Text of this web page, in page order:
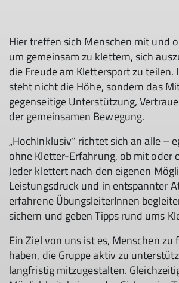
Hier treffen sich Menschen mit und
um gemeinsam zu klettern, sich
die Freude am Klettersport zu
steht nicht die Höhe, sondern das
gegenseitige Unterstützung,
der gemeinsamen Bewegung.
„HochInklusiv“ richtet sich an alle –
ohne Kletter-Erfahrung, ob mit oder
Jeder klettert nach den eigenen
Leistungsdruck und in entspannter
erfahrene ÜbungsleiterInnen
sichern und geben Tipps rund ums
Ein Ziel von uns ist es, Menschen zu
haben, die Gruppe aktiv zu
langfristig mitzugestalten.